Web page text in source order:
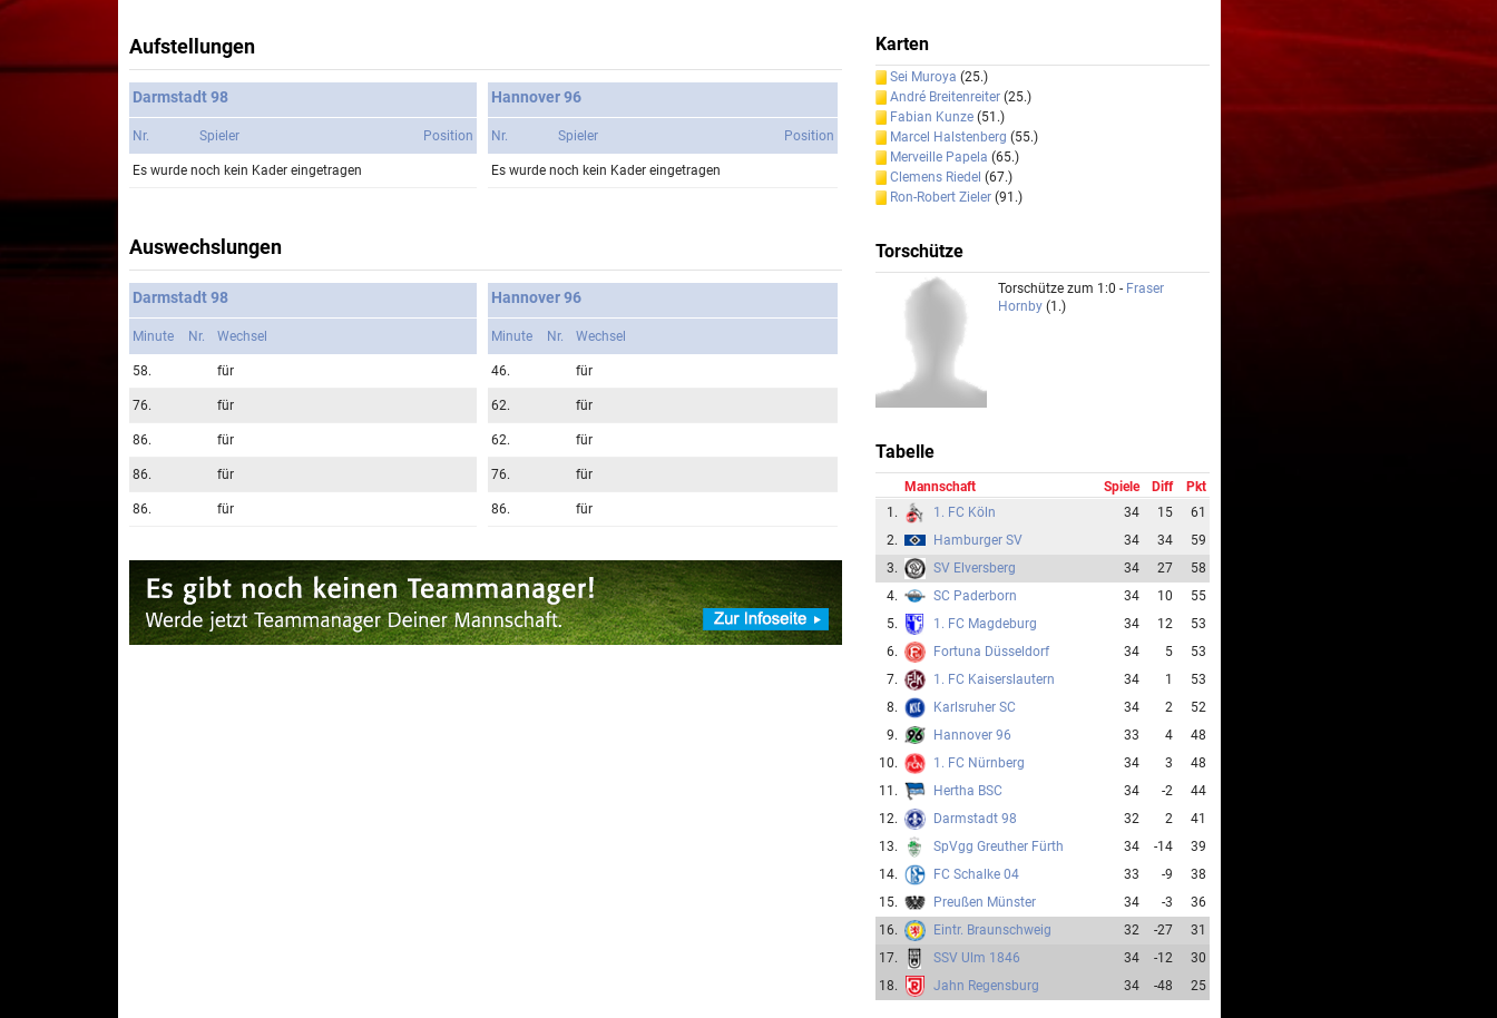
Aufstellungen
Darmstadt 98
Nr. Spieler Position
Es wurde noch kein Kader eingetragen
Hannover 96
Nr. Spieler Position
Es wurde noch kein Kader eingetragen
Auswechslungen
Darmstadt 98
Minute Nr. Wechsel
58. für
76. für
86. für
86. für
86. für
Hannover 96
Minute Nr. Wechsel
46. für
62. für
62. für
76. für
86. für
Karten
Sei Muroya (25.)
André Breitenreiter (25.)
Fabian Kunze (51.)
Marcel Halstenberg (55.)
Merveille Papela (65.)
Clemens Riedel (67.)
Ron-Robert Zieler (91.)
Torschütze
Torschütze zum 1:0 - Fraser
Hornby (1.)
Tabelle
Mannschaft Spiele Diff
Pkt
1.
1. FC Köln 34 15
61
2.
Hamburger SV 34 34
59
3.
SV Elversberg 34 27
58
4.
SC Paderborn 34 10
55
5.
1. FC Magdeburg 34 12
53
6.
Fortuna Düsseldorf 34 5
53
7.
1. FC Kaiserslautern 34 1
53
8.
Karlsruher SC 34 2
52
9.
Hannover 96 33 4
48
10.
1. FC Nürnberg 34 3
48
11.
Hertha BSC 34 -2
44
12.
Darmstadt 98 32 2
41
13.
SpVgg Greuther Fürth 34 -14
39
14.
FC Schalke 04 33 -9
38
15.
Preußen Münster 34 -3
36
16.
Eintr. Braunschweig 32 -27
31
17.
SSV Ulm 1846 34 -12
30
18.
Jahn Regensburg 34 -48 25